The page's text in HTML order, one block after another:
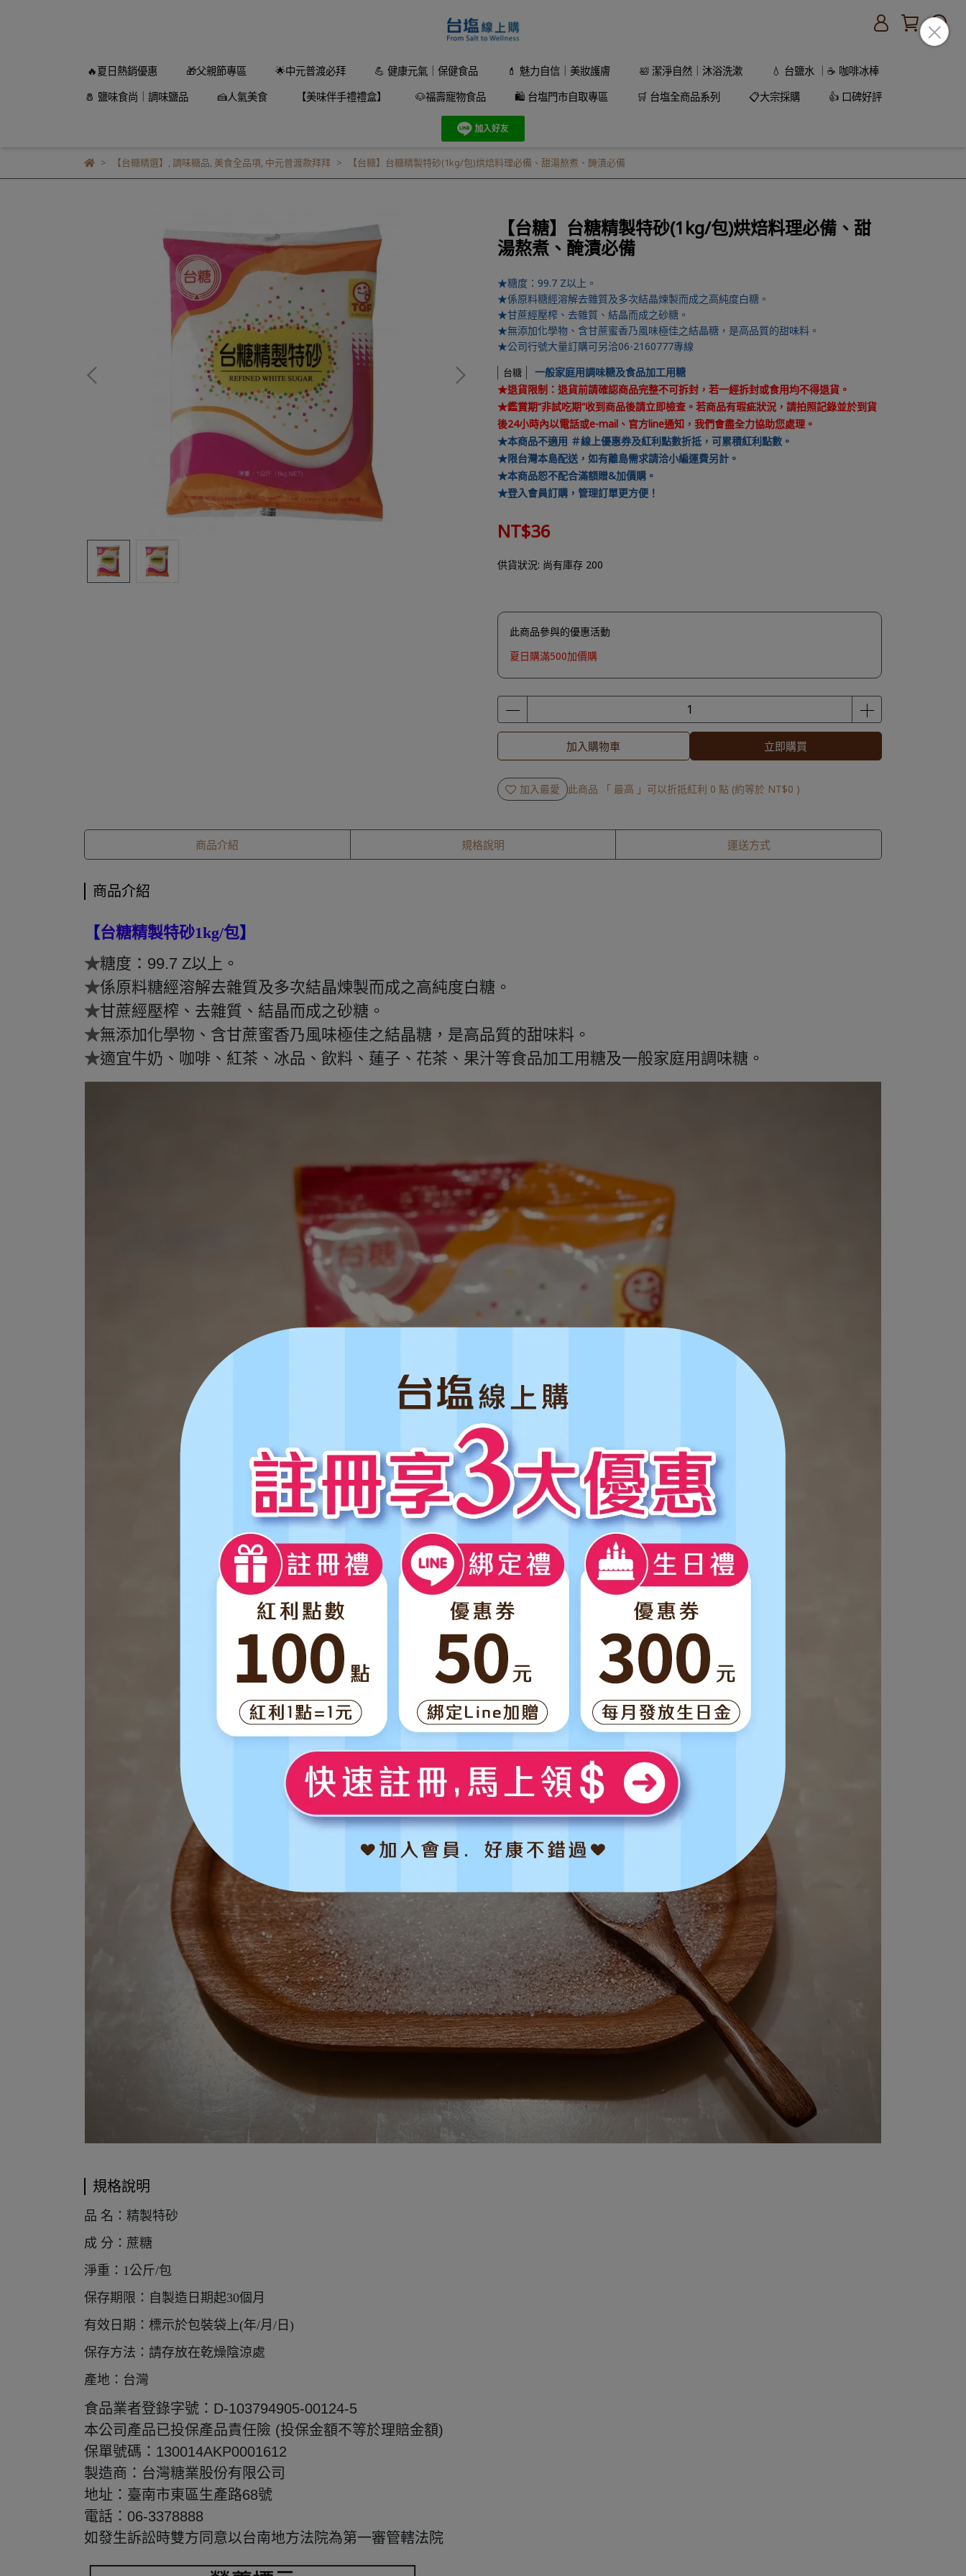
🔥夏日熱銷優惠 🎁父親節專區 🌟中元普渡必拜 💪 健康元氣｜保健食品 💄 魅力自信｜美妝護膚 🛀 潔淨自然｜沐浴洗漱
💧 台鹽水 ｜☕ 咖啡冰棒
🧂 鹽味食尚｜調味鹽品
🍰人氣美食 【美味伴手禮禮盒】 🐶福壽寵物食品 🛍️ 台塩門市自取專區 🛒 台塩全商品系列 📋大宗採購 👍 口碑好評
【台糖精選】 ,調味糖品, 美食全品項, 中元普渡款拜拜 【台糖】台糖精製特砂(1kg/包)烘焙料理必備、甜湯熬煮、醃漬必備
【台糖】台糖精製特砂(1kg/包)烘焙料理必備、甜
湯熬煮、醃漬必備
★糖度：99.7 Z以上。
★係原料糖經溶解去雜質及多次結晶煉製而成之高純度白糖。
★甘蔗經壓榨、去雜質、結晶而成之砂糖。
★無添加化學物、含甘蔗蜜香乃風味極佳之結晶糖，是高品質的甜味料。
★公司行號大量訂購可另洽06-2160777專線
台糖
一般家庭用調味糖及食品加工用糖
★退貨限制：退貨前請確認商品完整不可拆封，若一經拆封或食用均不得退貨。
★鑑賞期“非試吃期“收到商品後請立即檢查。若商品有瑕疵狀況，請拍照記錄並於到貨
後24小時內以電話或e-mail、官方line通知，我們會盡全力協助您處理。
★本商品不適用 ＃線上優惠券及紅利點數折抵，可累積紅利點數。
★限台灣本島配送，如有離島需求請洽小編運費另計。
★本商品恕不配合滿額贈&加價購。
★登入會員訂購，管理訂單更方便 ！
NT$36
供貨狀況: 尚有庫存 200
此商品參與的優惠活動
夏日購滿500加價購
加入購物車 立即購買
加入最愛 此商品 「 最高 」可以折抵紅利 0 點 (約等於 NT$0 )
商品介紹 規格說明 運送方式
商品介紹
【台糖精製特砂1kg/包】
★糖度：99.7 Z以上。
★係原料糖經溶解去雜質及多次結晶煉製而成之高純度白糖。
★甘蔗經壓榨、去雜質、結晶而成之砂糖。
★無添加化學物、含甘蔗蜜香乃風味極佳之結晶糖，是高品質的甜味料。
★適宜牛奶、咖啡、紅茶、冰品、飲料、蓮子、花茶、果汁等食品加工用糖及一般家庭用調味糖。
規格說明
品 名：精製特砂
成 分：蔗糖
淨重：1公斤/包
保存期限：自製造日期起30個月
有效日期：標示於包裝袋上(年/月/日)
保存方法：請存放在乾燥陰涼處
產地：台灣
食品業者登錄字號：D-103794905-00124-5
本公司產品已投保產品責任險 (投保金額不等於理賠金額)
保單號碼：130014AKP0001612
製造商：台灣糖業股份有限公司
地址：臺南市東區生產路68號
電話：06-3378888
如發生訴訟時雙方同意以台南地方法院為第一審管轄法院